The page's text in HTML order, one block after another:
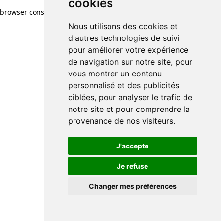
cookies
Nous utilisons des cookies et
d'autres technologies de suivi
pour améliorer votre expérience
de navigation sur notre site, pour
vous montrer un contenu
personnalisé et des publicités
ciblées, pour analyser le trafic de
notre site et pour comprendre la
provenance de nos visiteurs.
J'accepte
Je refuse
Changer mes préférences
cookies
Nous utilisons des cookies et
d'autres technologies de suivi
pour améliorer votre expérience
de navigation sur notre site, pour
vous montrer un contenu
personnalisé et des publicités
ciblées, pour analyser le trafic de
notre site et pour comprendre la
provenance de nos visiteurs.
J'accepte
Je refuse
Changer mes préférences
browser console for more information)